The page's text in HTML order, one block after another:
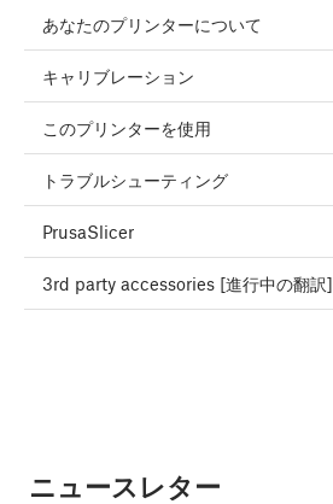
あなたのプリンターについて
キャリブレーション
このプリンターを使用
トラブルシューティング
PrusaSlicer
3rd party accessories [進行中の翻訳]
ニュースレター